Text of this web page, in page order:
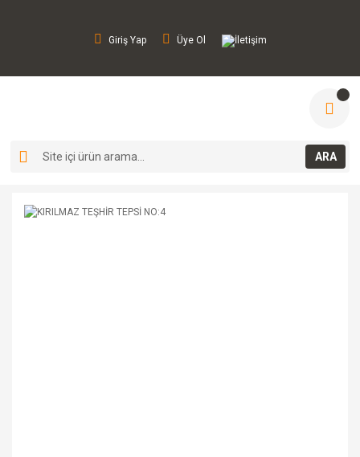
Giriş Yap Üye Ol İletişim
ARA